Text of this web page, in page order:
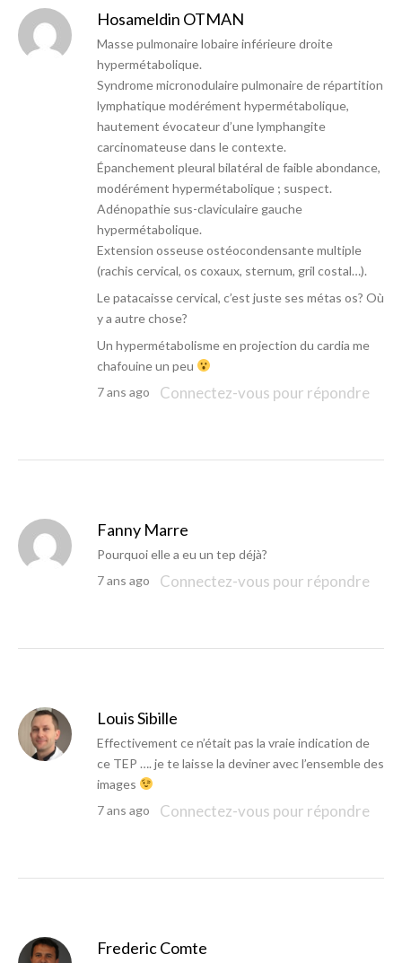
Hosameldin OTMAN
Masse pulmonaire lobaire inférieure droite
hypermétabolique.
Syndrome micronodulaire pulmonaire de répartition
lymphatique modérément hypermétabolique,
hautement évocateur d’une lymphangite
carcinomateuse dans le contexte.
Épanchement pleural bilatéral de faible abondance,
modérément hypermétabolique ; suspect.
Adénopathie sus-claviculaire gauche
hypermétabolique.
Extension osseuse ostéocondensante multiple
(rachis cervical, os coxaux, sternum, gril costal…).
Le patacaisse cervical, c’est juste ses métas os? Où
y a autre chose?
Un hypermétabolisme en projection du cardia me
chafouine un peu
7 ans ago
Connectez-vous pour répondre
Fanny Marre
Pourquoi elle a eu un tep déjà?
7 ans ago
Connectez-vous pour répondre
Louis Sibille
Effectivement ce n’était pas la vraie indication de
ce TEP …. je te laisse la deviner avec l’ensemble des
images
7 ans ago
Connectez-vous pour répondre
Frederic Comte